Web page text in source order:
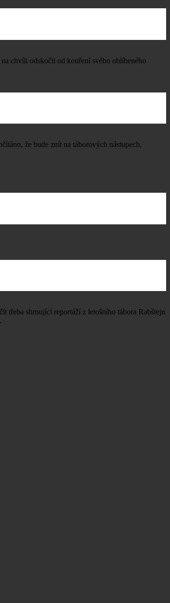
chvíli odskočil od kouření svého oblíbeného
že bude znít na táborových nástupech,
třeba shrnující reportáží z letošního tábora Rabštejn